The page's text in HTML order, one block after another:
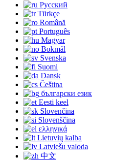
Русский
Türkçe
Română
Português
Magyar
Bokmål
Svenska
Suomi
Dansk
Čeština
български език
Eesti keel
Slovenčina
Slovenščina
ελληνικά
Lietuvių kalba
Latviešu valoda
中文